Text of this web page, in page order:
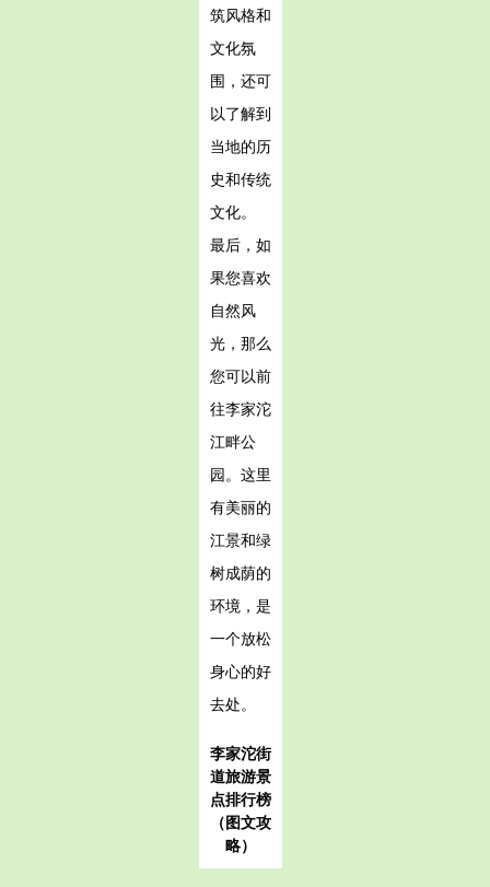
筑风格和
文化氛
围，还可
以了解到
当地的历
史和传统
文化。
最后，如
果您喜欢
自然风
光，那么
您可以前
往李家沱
江畔公
园。这里
有美丽的
江景和绿
树成荫的
环境，是
一个放松
身心的好
去处。
李家沱街
道旅游景
点排行榜
（图文攻
略）